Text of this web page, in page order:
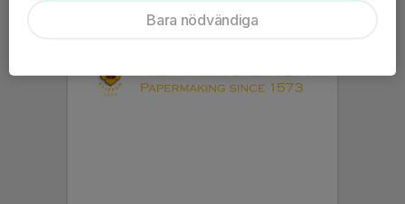
Bara nödvändiga